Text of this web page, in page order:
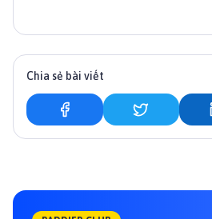
Chia sẻ bài viết